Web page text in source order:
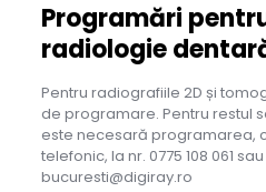
Programări
radiologie
Pentru radiografiile 2D și
de programare. Pentru restul
este necesară programarea,
telefonic, la nr. 0775 108 061
bucuresti@digiray.ro